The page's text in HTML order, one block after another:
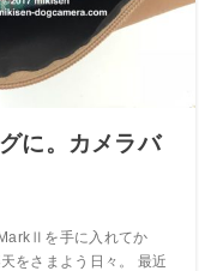
に。カメラバ
を手に入れてか
をさまよう日々。 最近